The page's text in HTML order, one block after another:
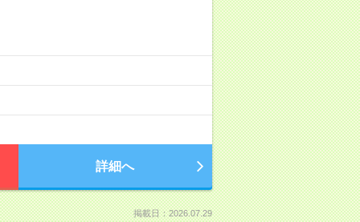
詳細へ
掲載日：2026.07.29